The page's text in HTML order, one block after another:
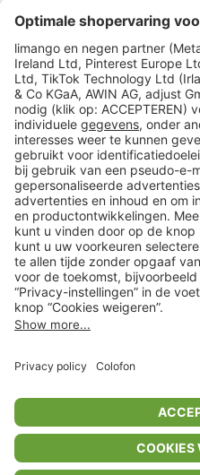
In
limango
Veilig winkelen
Klantenservice
Shop
Acties
limango.de